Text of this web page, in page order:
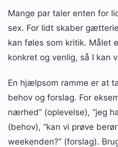
Mange par taler enten for
sex. For lidt skaber
kan føles som kritik. Målet
konkret og venlig, så I kan
En hjælpsom ramme er at
behov og forslag. For
nærhed” (oplevelse), “jeg
(behov), “kan vi prøve
weekenden?” (forslag).